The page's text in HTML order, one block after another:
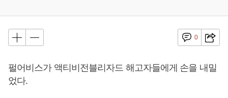
0
펄어비스가 액티비전블리자드 해고자들에게 손을 내밀
었다.